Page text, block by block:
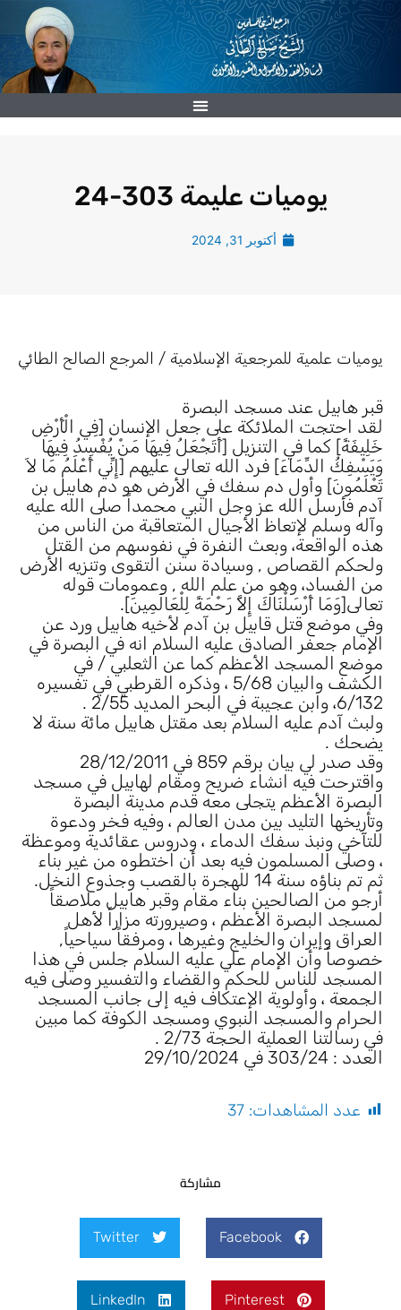
تخطي
يوميات عليمة 303-24
أكتوبر 31, 2024
يوميات علمية للمرجعية الإسلامية / المرجع الصالح الطائي
قبر هابيل عند مسجد البصرة
لقد احتجت الملائكة على جعل الإنسان [فِي الْأَرْضِ
خَلِيفَةً] كما في التنزيل [أَتَجْعَلُ فِيهَا مَنْ يُفْسِدُ فِيهَا
وَيَسْفِكُ الدِّمَاءَ] فرد الله تعالى عليهم [إِنِّي أَعْلَمُ مَا لاَ
تَعْلَمُونَ] وأول دم سفك في الأرض هو دم هابيل بن
آدم فأرسل الله عز وجل النبي محمداً صلى الله عليه
وآله وسلم لإتعاظ الأجيال المتعاقبة من الناس من
هذه الواقعة، وبعث النفرة في نفوسهم من القتل
ولحكم القصاص , وسيادة سنن التقوى وتنزيه الأرض
من الفساد، وهو من علم الله , وعمومات قوله
تعالى[وَمَا أَرْسَلْنَاكَ إِلاَّ رَحْمَةً لِلْعَالَمِينَ].
وفي موضع قتل قابيل بن آدم لأخيه هابيل ورد عن
الإمام جعفر الصادق عليه السلام انه في البصرة في
موضع المسجد الأعظم كما عن الثعلبي / في
الكشف والبيان 5/68 ، وذكره القرطبي في تفسيره
6/132، وابن عجيبة في البحر المديد 2/55 .
ولبث آدم عليه السلام بعد مقتل هابيل مائة سنة لا
يضحك .
وقد صدر لي بيان برقم 859 في 28/12/2011
واقترحت فيه انشاء ضريح ومقام لهابيل في مسجد
البصرة الأعظم يتجلى معه قدم مدينة البصرة
وتأريخها التليد بين مدن العالم ، وفيه فخر ودعوة
للتآخي ونبذ سفك الدماء ، ودروس عقائدية وموعظة
، وصلى المسلمون فيه بعد أن اختطوه من غير بناء
ثم تم بناؤه سنة 14 للهجرة بالقصب وجذوع النخل.
أرجو من الصالحين بناء مقام وقبر هابيل ملاصقاً
لمسجد البصرة الأعظم ، وصيرورته مزاراً لأهل
العراق وإيران والخليج وغيرها ، ومرفقاً سياحياً,
خصوصاً وأن الإمام علي عليه السلام جلس في هذا
المسجد للناس للحكم والقضاء والتفسير وصلى فيه
الجمعة ، وأولوية الإعتكاف فيه إلى جانب المسجد
الحرام والمسجد النبوي ومسجد الكوفة كما مبين
في رسالتنا العملية الحجة 2/73 .
العدد : 303/24 في 29/10/2024
عدد المشاهدات: 37
مشاركة
Facebook
Twitter
Pinterest
LinkedIn